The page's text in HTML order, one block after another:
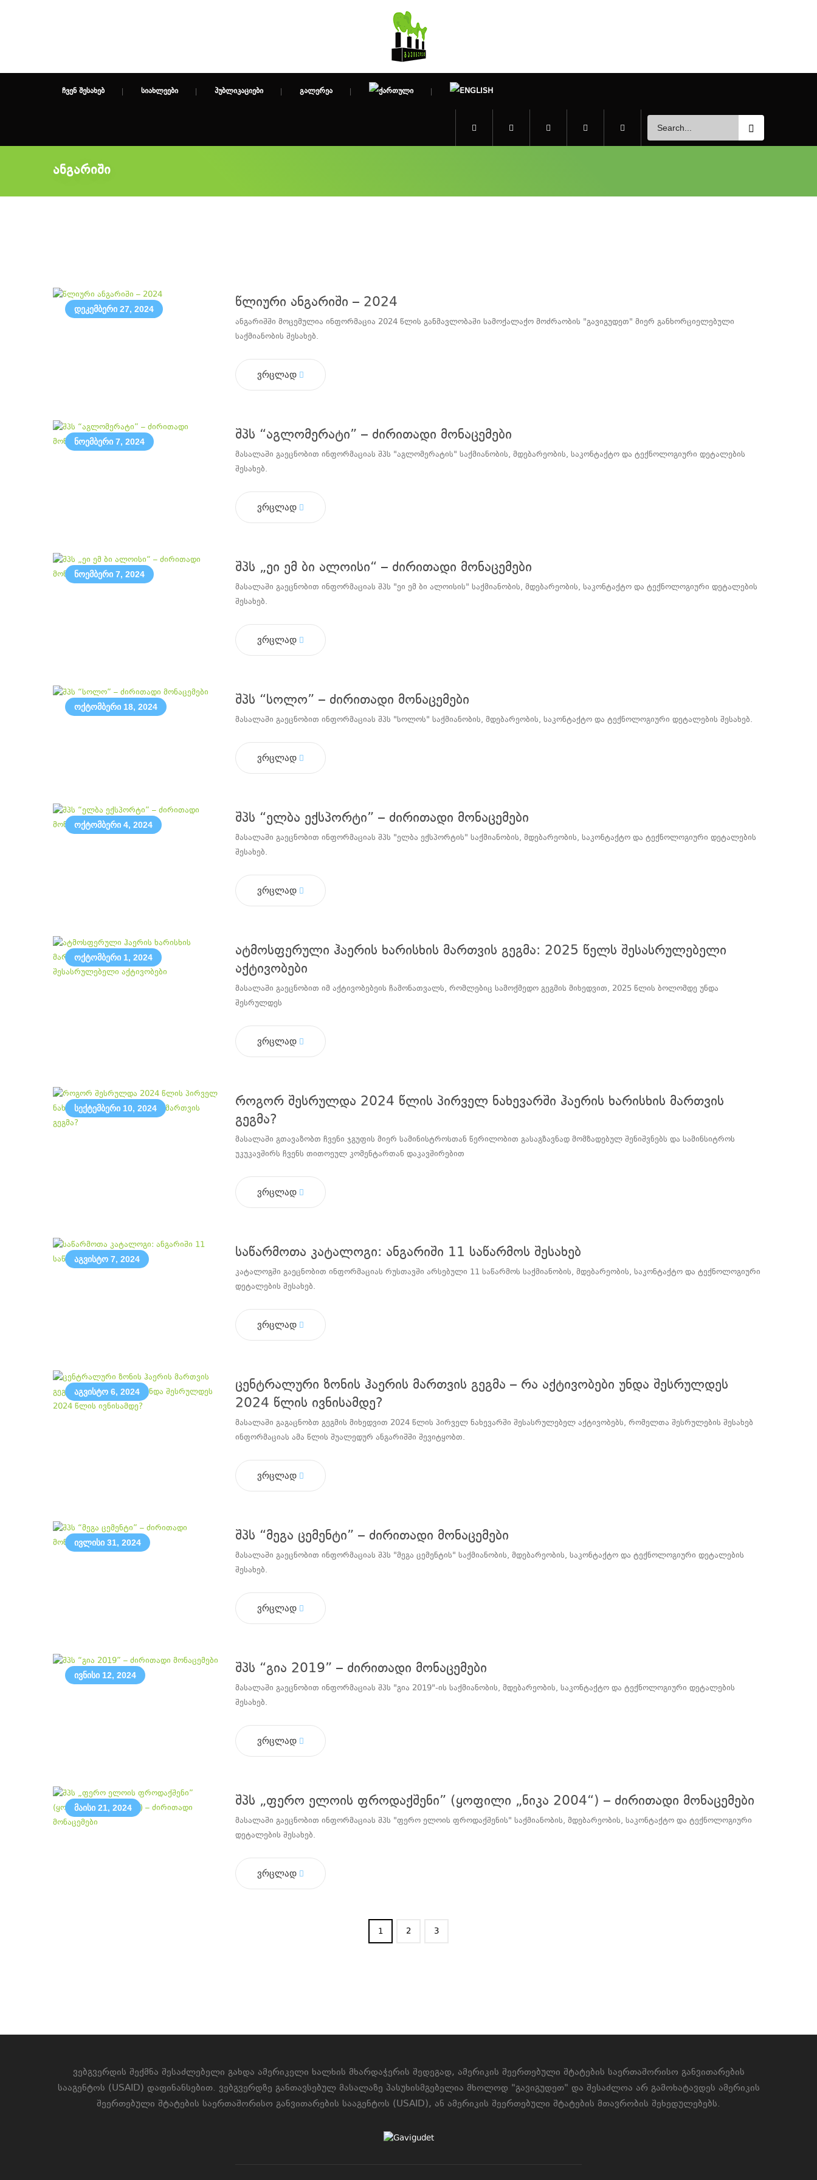
ᲩᲕᲔᲜ ᲨᲔᲡᲐᲮᲔᲑ ᲡᲘᲐᲮᲚᲔᲔᲑᲘ ᲞᲣᲑᲚᲘᲙᲐᲪᲘᲔᲑᲘ ᲒᲐᲚᲔᲠᲔᲐ
ანგარიში
დეკემბერი 27, 2024 წლიური ანგარიში – 2024
ანგარიშში მოცემულია ინფორმაცია 2024 წლის განმავლობაში სამოქალაქო მოძრაობის "გავიგუდეთ" მიერ განხორციელებული
საქმიანობის შესახებ.
ვრცლად
ნოემბერი 7, 2024 შპს “აგლომერატი” – ძირითადი მონაცემები
მასალაში გაეცნობით ინფორმაციას შპს "აგლომერატის" საქმიანობის, მდებარეობის, საკონტაქტო და ტექნოლოგიური დეტალების
შესახებ.
ვრცლად
ნოემბერი 7, 2024 შპს „ეი ემ ბი ალოისი“ – ძირითადი მონაცემები
მასალაში გაეცნობით ინფორმაციას შპს "ეი ემ ბი ალოისის" საქმიანობის, მდებარეობის, საკონტაქტო და ტექნოლოგიური დეტალების
შესახებ.
ვრცლად
ოქტომბერი 18, 2024 შპს “სოლო” – ძირითადი მონაცემები
მასალაში გაეცნობით ინფორმაციას შპს "სოლოს" საქმიანობის, მდებარეობის, საკონტაქტო და ტექნოლოგიური დეტალების შესახებ.
ვრცლად
ოქტომბერი 4, 2024 შპს “ელბა ექსპორტი” – ძირითადი მონაცემები
მასალაში გაეცნობით ინფორმაციას შპს "ელბა ექსპორტის" საქმიანობის, მდებარეობის, საკონტაქტო და ტექნოლოგიური დეტალების
შესახებ.
ვრცლად
ოქტომბერი 1, 2024
ატმოსფერული ჰაერის ხარისხის მართვის გეგმა: 2025 წელს შესასრულებელი
აქტივობები
მასალაში გაეცნობით იმ აქტივობებეის ჩამონათვალს, რომლებიც სამოქმედო გეგმის მიხედვით, 2025 წლის ბოლომდე უნდა
შესრულდეს
ვრცლად
სექტემბერი 10, 2024
როგორ შესრულდა 2024 წლის პირველ ნახევარში ჰაერის ხარისხის მართვის
გეგმა?
მასალაში გთავაზობთ ჩვენი ჯგუფის მიერ სამინისტროსთან წერილობით გასაგზავნად მომზადებულ შენიშვნებს და სამინსიტროს
უკუკავშირს ჩვენს თითოეულ კომენტართან დაკავშირებით
ვრცლად
აგვისტო 7, 2024 საწარმოთა კატალოგი: ანგარიში 11 საწარმოს შესახებ
კატალოგში გაეცნობით ინფორმაციას რუსთავში არსებული 11 საწარმოს საქმიანობის, მდებარეობის, საკონტაქტო და ტექნოლოგიური
დეტალების შესახებ.
ვრცლად
აგვისტო 6, 2024
ცენტრალური ზონის ჰაერის მართვის გეგმა – რა აქტივობები უნდა შესრულდეს
2024 წლის ივნისამდე?
მასალაში გაგაცნობთ გეგმის მიხედვით 2024 წლის პირველ ნახევარში შესასრულებელ აქტივობებს, რომელთა შესრულების შესახებ
ინფორმაციას ამა წლის შუალედურ ანგარიშში შევიტყობთ.
ვრცლად
ივლისი 31, 2024 შპს “მეგა ცემენტი” – ძირითადი მონაცემები
მასალაში გაეცნობით ინფორმაციას შპს "მეგა ცემენტის" საქმიანობის, მდებარეობის, საკონტაქტო და ტექნოლოგიური დეტალების
შესახებ.
ვრცლად
ივნისი 12, 2024 შპს “გია 2019” – ძირითადი მონაცემები
მასალაში გაეცნობით ინფორმაციას შპს "გია 2019"-ის საქმიანობის, მდებარეობის, საკონტაქტო და ტექნოლოგიური დეტალების
შესახებ.
ვრცლად
მაისი 21, 2024 შპს „ფერო ელოის ფროდაქშენი” (ყოფილი „ნიკა 2004“) – ძირითადი მონაცემები
მასალაში გაეცნობით ინფორმაციას შპს "ფერო ელოის ფროდაქშენის" საქმიანობის, მდებარეობის, საკონტაქტო და ტექნოლოგიური
დეტალების შესახებ.
ვრცლად
1 2 3
ვებგვერდის შექმნა შესაძლებელი გახდა ამერიკელი ხალხის მხარდაჭერის შედეგად, ამერიკის შეერთებული შტატების საერთაშორისო განვითარების
სააგენტოს (USAID) დაფინანსებით. ვებგვერდზე განთავსებულ მასალაზე პასუხისმგებელია მხოლოდ "გავიგუდეთ" და შესაძლოა არ გამოხატავდეს ამერიკის
შეერთებული შტატების საერთაშორისო განვითარების სააგენტოს (USAID), ან ამერიკის შეერთებული შტატების მთავრობის შეხედულებებს.